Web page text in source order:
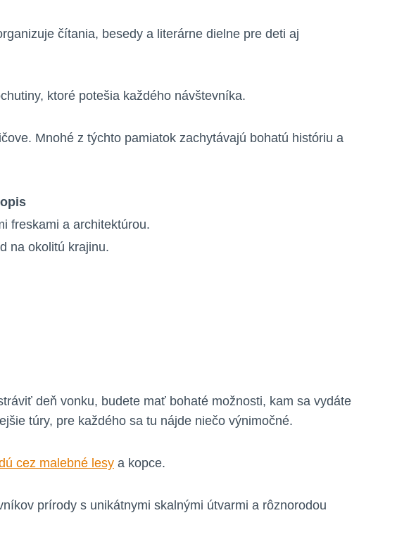
čítania, besedy a literárne dielne pre deti aj
ktoré potešia každého návštevníka.
Mnohé z týchto pamiatok zachytávajú bohatú históriu a
freskami a architektúrou.
na okolitú krajinu.
deň vonku, budete mať bohaté možnosti, kam sa vydáte
túry, pre každého sa tu nájde niečo výnimočné.
cez malebné lesy a kopce.
prírody s unikátnymi skalnými útvarmi a rôznorodou